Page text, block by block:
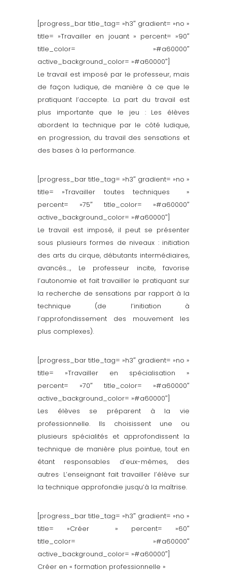
[progress_bar title_tag= »h3″ gradient= »no »
title= »Travailler en jouant » percent= »90″
title_color= »#a60000″
active_background_color= »#a60000″]
Le travail est imposé par le professeur, mais
de façon ludique, de manière à ce que le
pratiquant l’accepte. La part du travail est
plus importante que le jeu : Les élèves
abordent la technique par le côté ludique,
en progression, du travail des sensations et
des bases à la performance.
[progress_bar title_tag= »h3″ gradient= »no »
title= »Travailler toutes techniques »
percent= »75″ title_color= »#a60000″
active_background_color= »#a60000″]
Le travail est imposé, il peut se présenter
sous plusieurs formes de niveaux : initiation
des arts du cirque, débutants intermédiaires,
avancés…, Le professeur incite, favorise
l’autonomie et fait travailler le pratiquant sur
la recherche de sensations par rapport à la
technique (de l’initiation à
l’approfondissement des mouvement les
plus complexes).
[progress_bar title_tag= »h3″ gradient= »no »
title= »Travailler en spécialisation »
percent= »70″ title_color= »#a60000″
active_background_color= »#a60000″]
Les élèves se préparent à la vie
professionnelle. Ils choisissent une ou
plusieurs spécialités et approfondissent la
technique de manière plus pointue, tout en
étant responsables d’eux-mêmes, des
autres· L’enseignant fait travailler l’élève sur
la technique approfondie jusqu’à la maîtrise.
[progress_bar title_tag= »h3″ gradient= »no »
title= »Créer » percent= »60″
title_color= »#a60000″
active_background_color= »#a60000″]
Créer en « formation professionnelle »